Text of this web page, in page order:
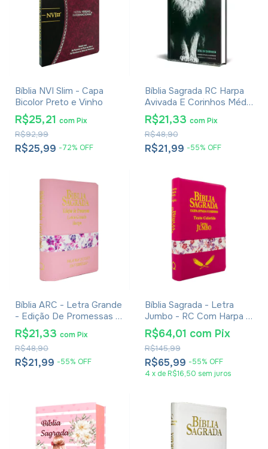
Bíblia NVI Slim - Capa
Bicolor Preto e Vinho
R$25,99 -72% OFF
R$92,99
R$25,21 comPix
Bíblia Sagrada RC Harpa
Avivada E Corinhos Média
Capa Dura Leão Isaías
R$21,99 -55% OFF
R$48,90
R$21,33 com Pix
Bíblia ARC - Letra Grande
- Edição De Promessas -
Palavras De Jesus Em
Vermelho - Harpa - Capa
Zíper Tricolor Rosa
R$21,99 -55% OFF
R$48,90
R$21,33 comPix
Bíblia Sagrada - Letra
Jumbo - RC Com Harpa E
Ziper Pink
R$65,99 -55% OFF
R$145,99
R$64,01 com Pix
4 x de R$16,50 sem juros